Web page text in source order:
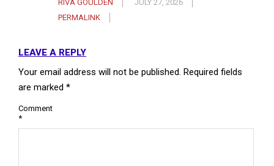
RIVA GOULDEN
JULY 27, 2026
PERMALINK
LEAVE A REPLY
Your email address will not be published. Required fields
are marked *
Comment
*